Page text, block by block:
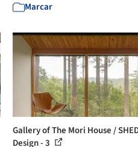
Marcar
Gallery of The Mori House /
Design - 3